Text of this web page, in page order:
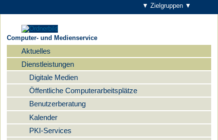
▼ Zielgruppen ▼
Computer- und Medienservice
Navigation
Aktuelles
Dienstleistungen
Digitale Medien
Öffentliche Computerarbeitsplätze
Benutzerberatung
Kalender
PKI-Services